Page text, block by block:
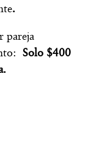
.
pareja
Solo $400